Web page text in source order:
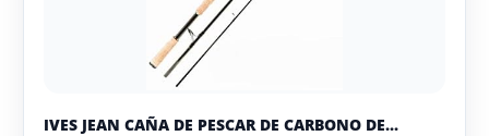
IVES JEAN CAÑA DE PESCAR DE CARBONO DE...